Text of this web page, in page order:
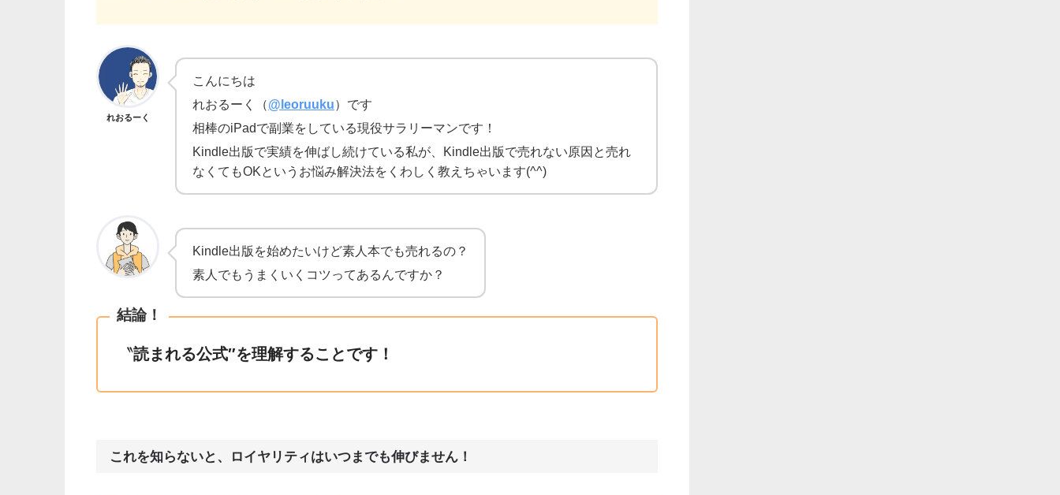
れおるーく
こんにちは
れおるーく（@leoruuku）です
相棒のiPadで副業をしている現役サラリーマンです！
Kindle出版で実績を伸ばし続けている私が、Kindle出版で売れない原因と売れ
なくてもOKというお悩み解決法をくわしく教えちゃいます(^^)
Kindle出版を始めたいけど素人本でも売れるの？
素人でもうまくいくコツってあるんですか？
結論！
〝読まれる公式″を理解することです！
これを知らないと、ロイヤリティはいつまでも伸びません！